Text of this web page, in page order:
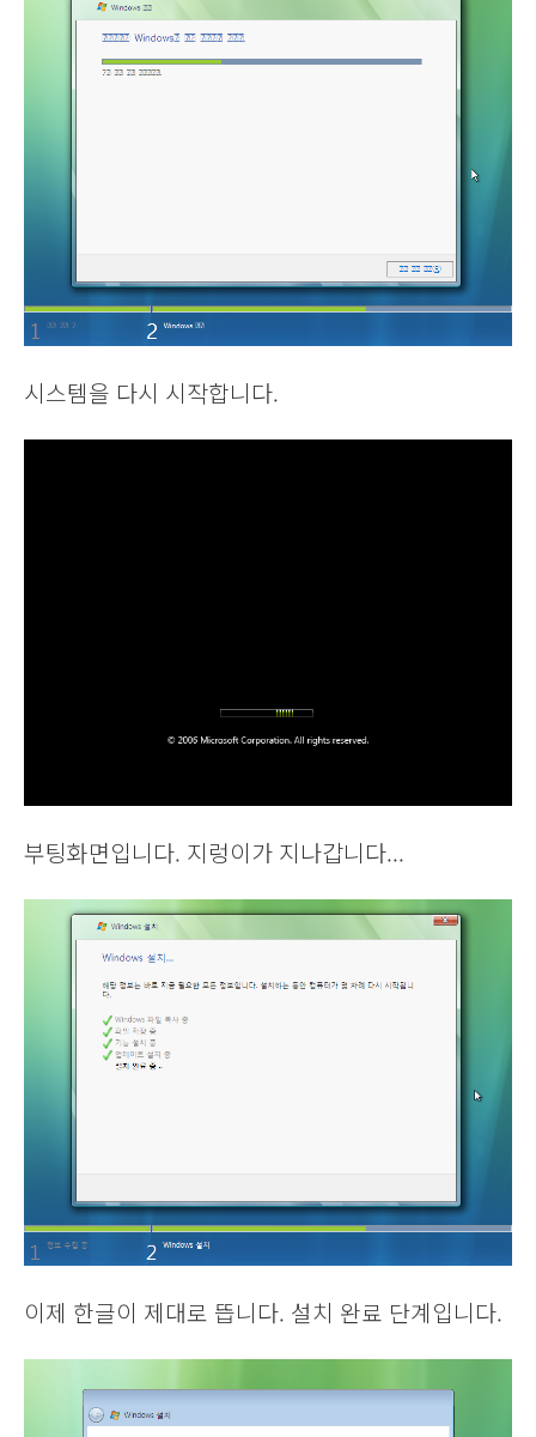
시스템을 다시 시작합니다.
부팅화면입니다. 지렁이가 지나갑니다...
이제 한글이 제대로 뜹니다. 설치 완료 단계입니다.